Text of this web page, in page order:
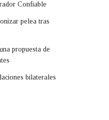
Confiable
pelea tras
propuesta de
bilaterales